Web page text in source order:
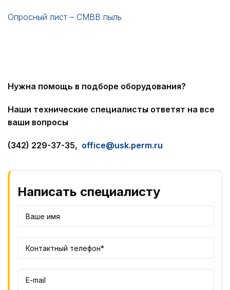
Опросный лист – СМВВ пыль
Нужна помощь в подборе оборудования?
Наши технические специалисты ответят на все
ваши вопросы
(342) 229-37-35, office@usk.perm.ru
Написать специалисту